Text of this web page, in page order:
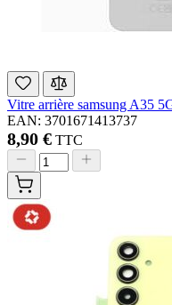
Vitre arrière samsung A35
EAN: 3701671413737
8,90 € TTC